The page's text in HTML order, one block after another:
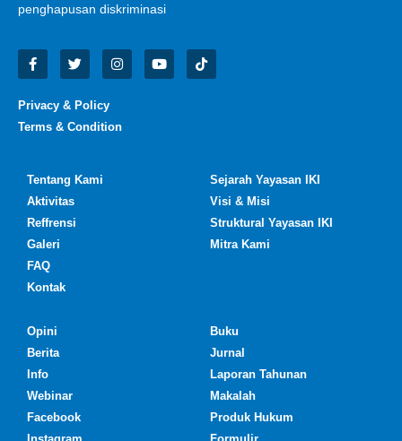
penghapusan diskriminasi
Privacy & Policy
Terms & Condition
Tentang Kami
Aktivitas
Reffrensi
Galeri
FAQ
Kontak
Sejarah Yayasan IKI
Visi & Misi
Struktural Yayasan IKI
Mitra Kami
Opini
Berita
Info
Webinar
Facebook
Buku
Jurnal
Laporan Tahunan
Makalah
Produk Hukum